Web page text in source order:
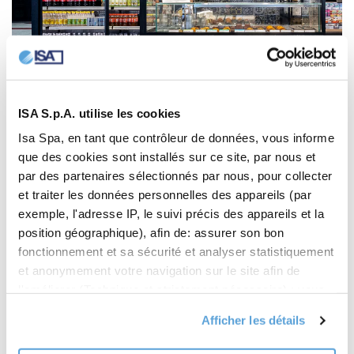
ISA S.p.A. utilise les cookies
Isa Spa, en tant que contrôleur de données, vous informe
que des cookies sont installés sur ce site, par nous et
par des partenaires sélectionnés par nous, pour collecter
et traiter les données personnelles des appareils (par
exemple, l'adresse IP, le suivi précis des appareils et la
position géographique), afin de: assurer son bon
fonctionnement et sa sécurité et analyser statistiquement
et anonymement votre navigation sur le site afin de
fonction de vos centres d'intérêt, des préférences que
vous avez exprimées et de votre localisation (Offres
Afficher les détails